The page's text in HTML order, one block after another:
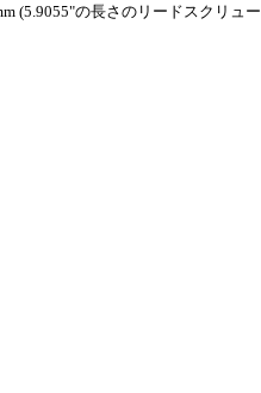
(5.9055"の長さのリードスクリ